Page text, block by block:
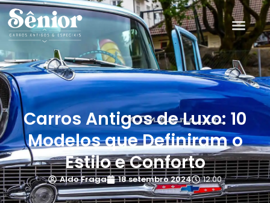
Carros Antigos de Luxo: 10
Modelos que Definiram o
Estilo e Conforto
Aldo Fraga 18 setembro 2024 12:00